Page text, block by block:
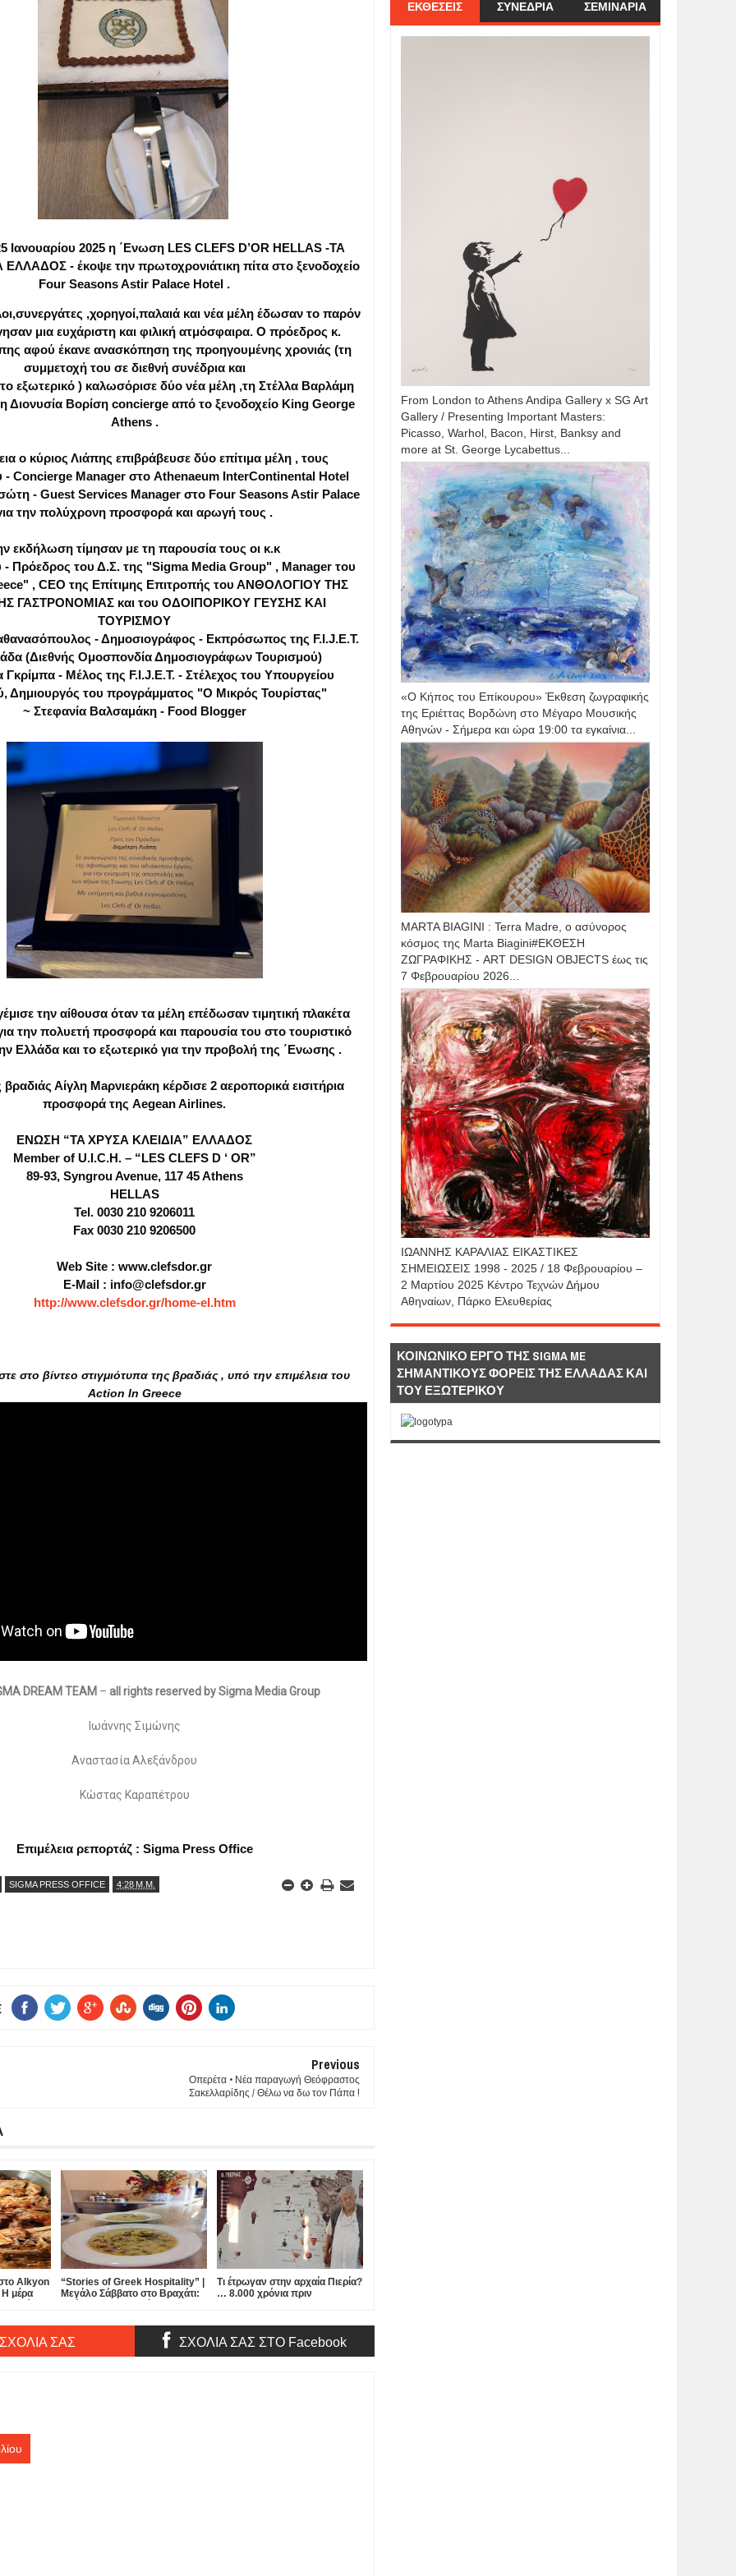
Ιανουαρίου 2025 η ΄Ενωση LES CLEFS D’OR HELLAS -ΤΑ
ΕΛΛΑΔΟΣ - έκοψε την πρωτοχρονιάτικη πίτα στο ξενοδοχείο
Four Seasons Astir Palace Hotel .
,χορηγοί,παλαιά και νέα μέλη έδωσαν το παρόν
μια ευχάριστη και φιλική ατμόσφαιρα. Ο πρόεδρος κ.
αφού έκανε ανασκόπηση της προηγουμένης χρονιάς (τη
συμμετοχή του σε διεθνή συνέδρια και
εξωτερικό ) καλωσόρισε δύο νέα μέλη ,τη Στέλλα Βαρλάμη
Διονυσία Βορίση concierge από το ξενοδοχείο King George
Athens .
ο κύριος Λιάπης επιβράβευσε δύο επίτιμα μέλη , τους
Concierge Manager στο Athenaeum InterContinental Hotel
- Guest Services Manager στο Four Seasons Astir Palace
την πολύχρονη προσφορά και αρωγή τους .
εκδήλωση τίμησαν με τη παρουσία τους οι κ.κ
- Πρόεδρος του Δ.Σ. της "Sigma Media Group" , Manager του
, CEO της Επίτιμης Επιτροπής του ΑΝΘΟΛΟΓΙΟΥ ΤΗΣ
ΓΑΣΤΡΟΝΟΜΙΑΣ και του ΟΔΟΙΠΟΡΙΚΟΥ ΓΕΥΣΗΣ ΚΑΙ
ΤΟΥΡΙΣΜΟΥ
- Δημοσιογράφος - Εκπρόσωπος της F.I.J.E.T.
(Διεθνής Ομοσπονδία Δημοσιογράφων Τουρισμού)
Γκρίμπα - Μέλος της F.I.J.E.T. - Στέλεχος του Υπουργείου
Δημιουργός του προγράμματος "Ο Μικρός Τουρίστας"
~ Στεφανία Βαλσαμάκη - Food Blogger
την αίθουσα όταν τα μέλη επέδωσαν τιμητική πλακέτα
την πολυετή προσφορά και παρουσία του στο τουριστικό
Ελλάδα και το εξωτερικό για την προβολή της ΄Ενωσης .
Αίγλη Maρνιεράκη κέρδισε 2 αεροπορικά εισιτήρια
προσφορά της Aegean Airlines.
ΕΝΩΣΗ “TA ΧΡΥΣΑ ΚΛΕΙΔIA” ΕΛΛΑΔΟΣ
Member of U.I.C.H. – “LES CLEFS D ‘ OR”
89-93, Syngrou Avenue, 117 45 Athens
HELLAS
Tel. 0030 210 9206011
Fax 0030 210 9206500
Web Site : www.clefsdor.gr
E-Mail : info@clefsdor.gr
http://www.clefsdor.gr/home-el.htm
στο βίντεο στιγμιότυπα της βραδιάς , υπό την επιμέλεια του
Action In Greece
DREAM TEAM – all rights reserved by Sigma Media Group
Ιωάννης Σιμώνης
Αναστασία Αλεξάνδρου
Κώστας Καραπέτρου
Επιμέλεια ρεπορτάζ : Sigma Press Office
SIGMA PRESS OFFICE 4:28 Μ.Μ.
Previous
Οπερέτα • Νέα παραγωγή Θεόφραστος
Σακελλαρίδης / Θέλω να δω τον Πάπα !
Alkyon
μέρα
“Stories of Greek Hospitality” |
Μεγάλο Σάββατο στο Βραχάτι:
της Ανάστασης
Τι έτρωγαν στην αρχαία Πιερία?
… 8.000 χρόνια πριν
ΣΑΣ ΣΧΟΛΙΑ ΣΑΣ ΣΤΟ Facebook
ΕΚΘΕΣΕΙΣ ΣΥΝΕΔΡΙΑ ΣΕΜΙΝΑΡΙΑ
From London to Athens Andipa Gallery x SG Art
Gallery / Presenting Important Masters:
Picasso, Warhol, Bacon, Hirst, Banksy and
more at St. George Lycabettus...
«Ο Κήπος του Επίκουρου» Έκθεση ζωγραφικής
της Εριέττας Βορδώνη στο Μέγαρο Μουσικής
Αθηνών - Σήμερα και ώρα 19:00 τα εγκαίνια...
MARTA BIAGINI : Terra Madre, ο ασύνορος
κόσμος της Marta Biagini#ΕΚΘΕΣΗ
ΖΩΓΡΑΦΙΚΗΣ - ART DESIGN OBJECTS έως τις
7 Φεβρουαρίου 2026...
IΩΑΝΝΗΣ KAΡΑΛΙΑΣ ΕΙΚΑΣΤΙΚΕΣ
ΣΗΜΕΙΩΣΕΙΣ 1998 - 2025 / 18 Φεβρουαρίου –
2 Μαρτίου 2025 Κέντρο Τεχνών Δήμου
Αθηναίων, Πάρκο Ελευθερίας
ΚΟΙΝΩΝΙΚΟ ΕΡΓΟ ΤΗΣ SIGMA ME
ΣΗΜΑΝΤΙΚΟΥΣ ΦΟΡΕΙΣ ΤΗΣ ΕΛΛΑΔΑΣ ΚΑΙ
ΤΟΥ ΕΞΩΤΕΡΙΚΟΥ